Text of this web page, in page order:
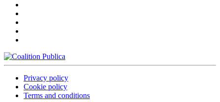
Privacy policy
Cookie policy
Terms and conditions